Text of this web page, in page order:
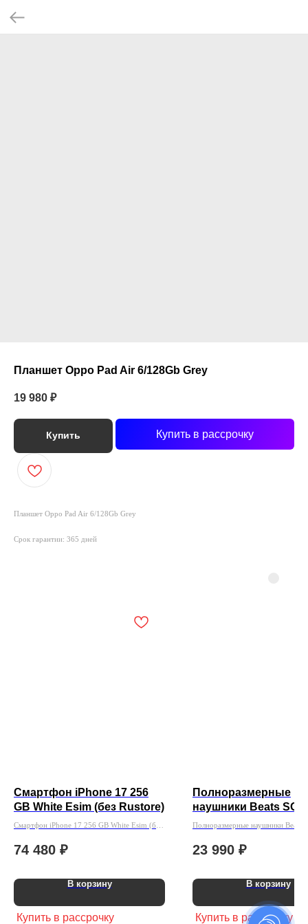
Планшет Oppo Pad Air 6/128Gb Grey
19 980 ₽
Купить Купить в рассрочку
Планшет Oppo Pad Air 6/128Gb Grey
Срок гарантии: 365 дней
Смартфон iPhone 17 256
GB White Esim (без Rustore)
Смартфон iPhone 17 256 GB White Esim (без
74 480 ₽
В корзину
Купить в рассрочку
Полноразмерные
наушники Beats
Wireless MX432PA/A
Полноразмерные наушники Beats
23 990 ₽
В корзину
Купить в рассрочку